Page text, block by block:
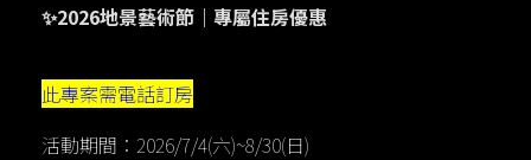
✨2026地景藝術節｜專屬住房優惠
此專案需電話訂房
活動期間：2026/7/4(六)~8/30(日)